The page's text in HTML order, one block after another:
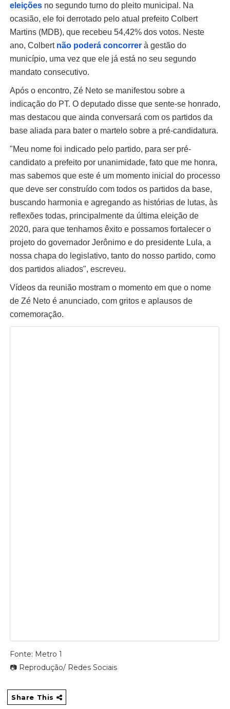
eleiçõesno segundo turno do pleito municipal. Na
ocasião, ele foi derrotado pelo atual prefeito Colbert
Martins (MDB), que recebeu 54,42% dos votos. Neste
ano, Colbert não poderá concorrerà gestão do
município, uma vez que ele já está no seu segundo
mandato consecutivo.
Após o encontro, Zé Neto se manifestou sobre a
indicação do PT. O deputado disse que sente-se honrado,
mas destacou que ainda conversará com os partidos da
base aliada para bater o martelo sobre a pré-candidatura.
"Meu nome foi indicado pelo partido, para ser pré-
candidato a prefeito por unanimidade, fato que me honra,
mas sabemos que este é um momento inicial do processo
que deve ser construído com todos os partidos da base,
buscando harmonia e agregando as histórias de lutas, às
reflexões todas, principalmente da última eleição de
2020, para que tenhamos êxito e possamos fortalecer o
projeto do governador Jerônimo e do presidente Lula, a
nossa chapa do legislativo, tanto do nosso partido, como
dos partidos aliados", escreveu.
Vídeos da reunião mostram o momento em que o nome
de Zé Neto é anunciado, com gritos e aplausos de
comemoração.
Fonte: Metro 1
📷 Reprodução/ Redes Sociais
Share This